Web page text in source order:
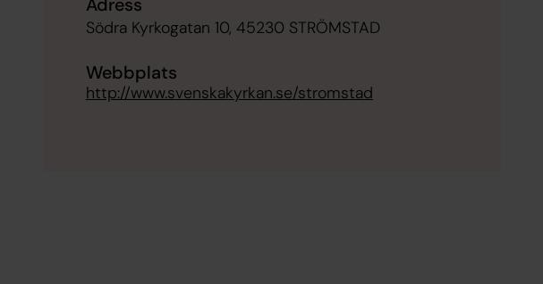
Södra Kyrkogatan 10, 45230 STRÖMSTAD
Webbplats
http://www.svenskakyrkan.se/stromstad